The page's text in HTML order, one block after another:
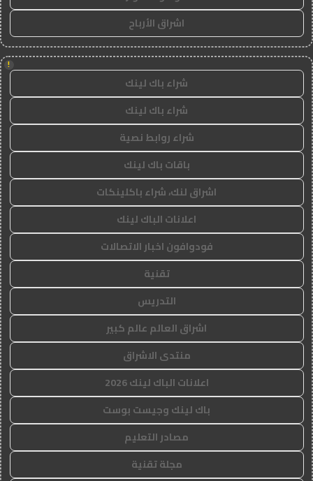
اشراق الأرباح
!
شراء باك لينك
شراء باك لينك
شراء روابط نصية
باقات باك لينك
اشراق لنك، شراء باكلينكات
اعلانات الباك لينك
فودوافون اخبار الاتصالات
تقنية
التدريس
اشراق العالم عالم كبير
منتدى الاشراق
اعلانات الباك لينك 2026
باك لينك وجيست بوست
مصادر التعليم
مجلة تقنية